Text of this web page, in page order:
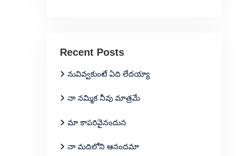
Recent Posts
నువివ్వకుంటే ఏది లేదయ్యా
నా నమ్మిక నీవు మాత్రమే
మా కాపరివైనందున
నా మదిలోని ఆనందమా